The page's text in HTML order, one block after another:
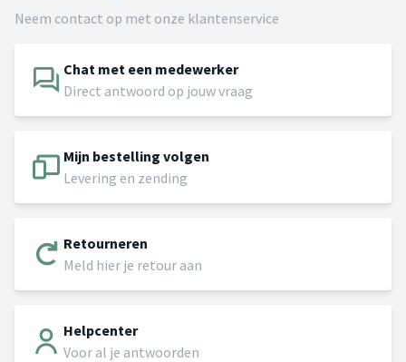
Neem contact op met onze klantenservice
Chat met een medewerker
Direct antwoord op jouw vraag
Mijn bestelling volgen
Levering en zending
Retourneren
Meld hier je retour aan
Helpcenter
Voor al je antwoorden